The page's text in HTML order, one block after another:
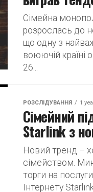
Сімейна
розрослась до
що одну з
воюючій країні
26...
РОЗСЛІДУВАННЯ 1
Сімейний
Starlink з
Новий тренд –
сімейством.
торги на
Інтернету